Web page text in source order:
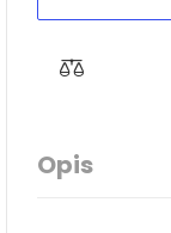
Opis